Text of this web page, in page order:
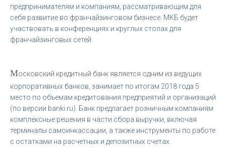
предпринимателям и компаниям, рассматривающим для
себя развитие во франчайзинговом бизнесе. МКБ будет
участвовать в конференциях и круглых столах для
франчайзинговых сетей.
Московский кредитный банк является одним из ведущих
корпоративных банков, занимает по итогам 2018 года 5
место по объемам кредитования предприятий и организаций
(по версии banki.ru). Банк предлагает розничным компаниям
комплексные решения в части сбора выручки, включая
терминалы самоинкассации, а также инструменты по работе
с остатками на расчетных и депозитных счетах.